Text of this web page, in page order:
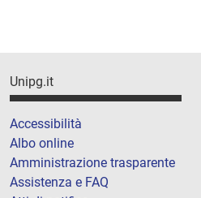
Unipg.it
Accessibilità
Albo online
Amministrazione trasparente
Assistenza e FAQ